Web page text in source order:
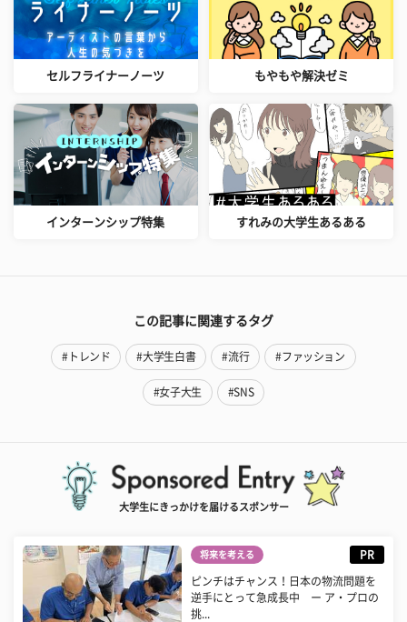
セルフライナーノーツ もやもや解決ゼミ
インターンシップ特集 すれみの大学生あるある
この記事に関連するタグ
#トレンド #大学生白書 #流行 #ファッション
#女子大生 #SNS
大学生にきっかけを届けるスポンサー
将来を考える PR
ピンチはチャンス！日本の物流問題を
逆手にとって急成長中 ー ア・プロの
挑...